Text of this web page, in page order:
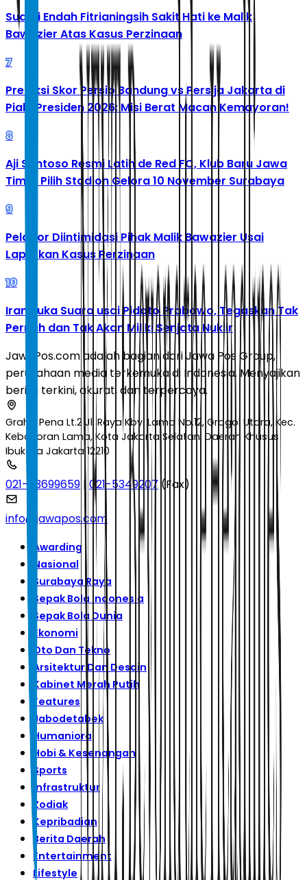
Suami Endah Fitrianingsih Sakit Hati ke Malik
Bawazier Atas Kasus Perzinaan
7
Prediksi Skor Persib Bandung vs Persija Jakarta di
Piala Presiden 2026: Misi Berat Macan Kemayoran!
8
Aji Santoso Resmi Latih de Red FC, Klub Baru Jawa
Timur Pilih Stadion Gelora 10 November Surabaya
9
Pelapor Diintimidasi Pihak Malik Bawazier Usai
Laporkan Kasus Perzinaan
10
Iran Buka Suara usai Pidato Prabowo, Tegaskan Tak
Pernah dan Tak Akan Miliki Senjata Nuklir
JawaPos.com adalah bagian dari Jawa Pos Group,
perusahaan media terkemuka di Indonesia. Menyajikan
berita terkini, akurat, dan terpercaya.
Graha Pena Lt.2 Jl. Raya Kby. Lama No.12, Grogol Utara, Kec.
Kebayoran Lama, Kota Jakarta Selatan, Daerah Khusus
Ibukota Jakarta 12210
021-53699659 |021-5349207(Fax)
info@jawapos.com
Awarding
Nasional
Surabaya Raya
Sepak Bola Indonesia
Sepak Bola Dunia
Ekonomi
Oto Dan Tekno
Arsitektur Dan Desain
Kabinet Merah Putih
Features
Jabodetabek
Humaniora
Hobi & Kesenangan
Sports
Infrastruktur
Zodiak
Kepribadian
Berita Daerah
Entertainment
Lifestyle